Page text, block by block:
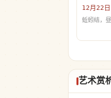
12月22
蚯蚓结，
艺术赏